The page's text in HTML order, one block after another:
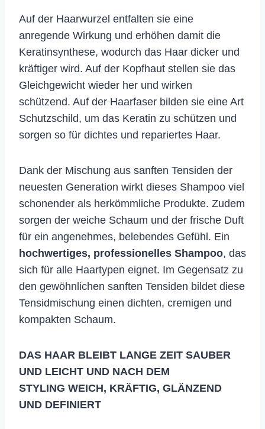
Auf der Haarwurzel entfalten sie eine
anregende Wirkung und erhöhen damit die
Keratinsynthese, wodurch das Haar dicker und
kräftiger wird. Auf der Kopfhaut stellen sie das
Gleichgewicht wieder her und wirken
schützend. Auf der Haarfaser bilden sie eine Art
Schutzschild, um das Keratin zu schützen und
sorgen so für dichtes und repariertes Haar.
Dank der Mischung aus sanften Tensiden der
neuesten Generation wirkt dieses Shampoo viel
schonender als herkömmliche Produkte. Zudem
sorgen der weiche Schaum und der frische Duft
für ein angenehmes, belebendes Gefühl. Ein
hochwertiges, professionelles Shampoo, das
sich für alle Haartypen eignet. Im Gegensatz zu
den gewöhnlichen sanften Tensiden bildet diese
Tensidmischung einen dichten, cremigen und
kompakten Schaum.
DAS HAAR BLEIBT LANGE ZEIT SAUBER
UND LEICHT UND NACH DEM
STYLING WEICH, KRÄFTIG, GLÄNZEND
UND DEFINIERT